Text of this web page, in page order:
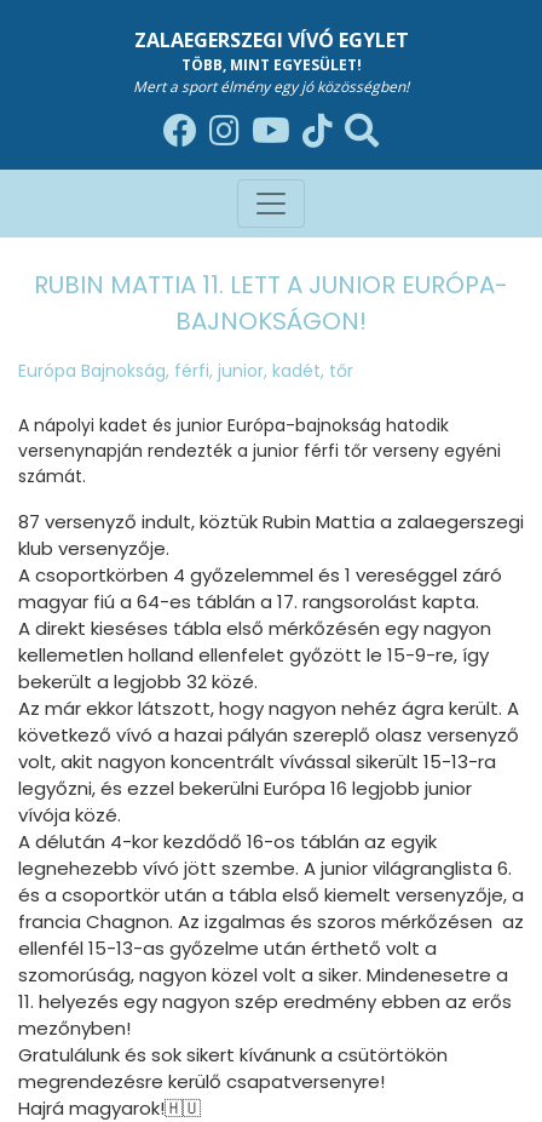
ZALAEGERSZEGI VÍVÓ EGYLET
TÖBB, MINT EGYESÜLET!
Mert a sport élmény egy jó közösségben!
RUBIN MATTIA 11. LETT A JUNIOR EURÓPA-
BAJNOKSÁGON!
Európa Bajnokság, férfi, junior, kadét, tőr
A nápolyi kadet és junior Európa-bajnokság hatodik
versenynapján rendezték a junior férfi tőr verseny egyéni
számát.
87 versenyző indult, köztük Rubin Mattia a zalaegerszegi
klub versenyzője.
A csoportkörben 4 győzelemmel és 1 vereséggel záró
magyar fiú a 64-es táblán a 17. rangsorolást kapta.
A direkt kieséses tábla első mérkőzésén egy nagyon
kellemetlen holland ellenfelet győzött le 15-9-re, így
bekerült a legjobb 32 közé.
Az már ekkor látszott, hogy nagyon nehéz ágra került. A
következő vívó a hazai pályán szereplő olasz versenyző
volt, akit nagyon koncentrált vívással sikerült 15-13-ra
legyőzni, és ezzel bekerülni Európa 16 legjobb junior
vívója közé.
A délután 4-kor kezdődő 16-os táblán az egyik
legnehezebb vívó jött szembe. A junior világranglista 6.
és a csoportkör után a tábla első kiemelt versenyzője, a
francia Chagnon. Az izgalmas és szoros mérkőzésen az
ellenfél 15-13-as győzelme után érthető volt a
szomorúság, nagyon közel volt a siker. Mindenesetre a
11. helyezés egy nagyon szép eredmény ebben az erős
mezőnyben!
Gratulálunk és sok sikert kívánunk a csütörtökön
megrendezésre kerülő csapatversenyre!
Hajrá magyarok!🇭🇺